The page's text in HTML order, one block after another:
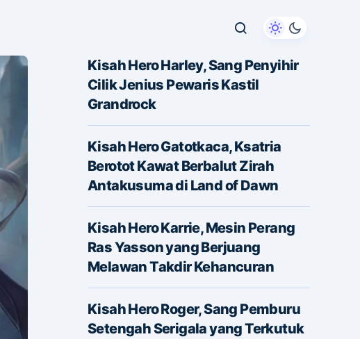
Kisah Hero Harley, Sang Penyihir
Cilik Jenius Pewaris Kastil
Grandrock
Kisah Hero Gatotkaca, Ksatria
Berotot Kawat Berbalut Zirah
Antakusuma di Land of Dawn
Kisah Hero Karrie, Mesin Perang
Ras Yasson yang Berjuang
Melawan Takdir Kehancuran
Kisah Hero Roger, Sang Pemburu
Setengah Serigala yang Terkutuk